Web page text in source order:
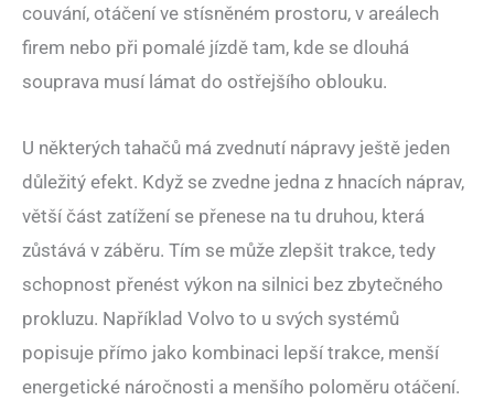
couvání, otáčení ve stísněném prostoru, v areálech
firem nebo při pomalé jízdě tam, kde se dlouhá
souprava musí lámat do ostřejšího oblouku.
U některých tahačů má zvednutí nápravy ještě jeden
důležitý efekt. Když se zvedne jedna z hnacích náprav,
větší část zatížení se přenese na tu druhou, která
zůstává v záběru. Tím se může zlepšit trakce, tedy
schopnost přenést výkon na silnici bez zbytečného
prokluzu. Například Volvo to u svých systémů
popisuje přímo jako kombinaci lepší trakce, menší
energetické náročnosti a menšího poloměru otáčení.